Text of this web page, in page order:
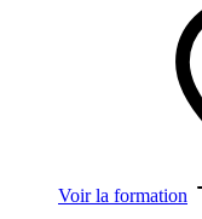
Voir la formation